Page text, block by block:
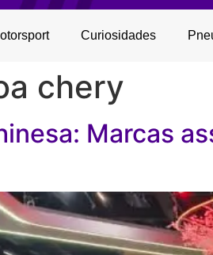
Curiosidades
chery
Marcas